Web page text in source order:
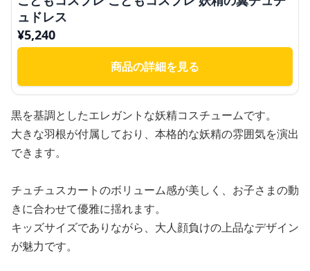
ュドレス
¥5,240
商品の詳細を見る
黒を基調としたエレガントな妖精コスチュームです。
大きな羽根が付属しており、本格的な妖精の雰囲気を演出
できます。
チュチュスカートのボリューム感が美しく、お子さまの動
きに合わせて優雅に揺れます。
キッズサイズでありながら、大人顔負けの上品なデザイン
が魅力です。